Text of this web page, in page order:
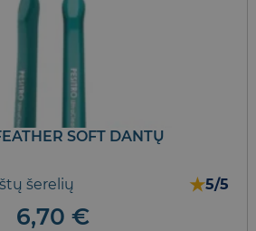
SOFT DANTŲ
šerelių
★5/5
6,70€